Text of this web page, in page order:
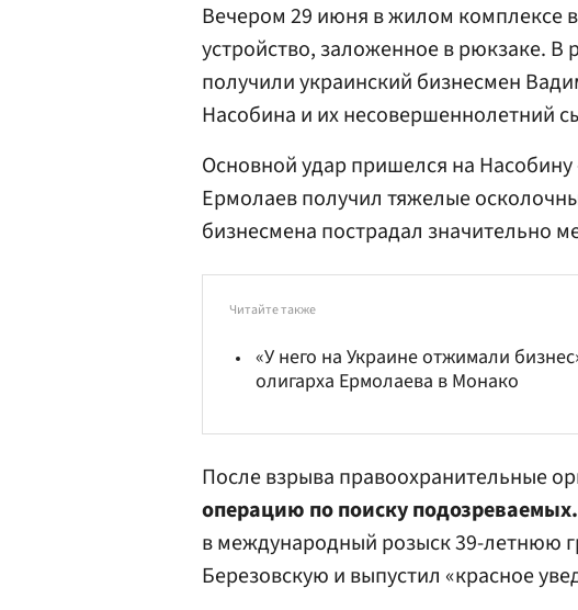
Вечером 29 июня в жилом комплексе
устройство, заложенное в рюкзаке. В
получили украинский бизнесмен
Насобина и их несовершеннолетний
Основной удар пришелся на
Ермолаев получил тяжелые
бизнесмена пострадал значительно
Читайте также
«У него на Украине отжимали
олигарха Ермолаева в Монако
После взрыва правоохранительные
операцию по поиску подозреваемых.
в международный розыск 39-летнюю
Березовскую и выпустил «красное